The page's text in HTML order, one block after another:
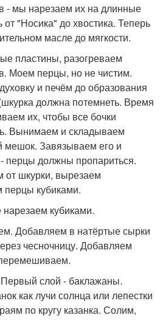
- мы нарезаем их на длинные
"Носика" до хвостика. Теперь
масле до мягкости.
пластины, разогреваем
Моем перцы, но не чистим.
и печём до образования
должна потемнеть. Время
их, чтобы все бочки
Вынимаем и складываем
Завязываем его и
перцы должны пропариться.
от шкурки, вырезаем
перцы кубиками.
кубиками.
Добавляем в натёртые сырки
чесночницу. Добавляем
слой - баклажаны.
как лучи солнца или лепестки
по кругу казанка. Солим,